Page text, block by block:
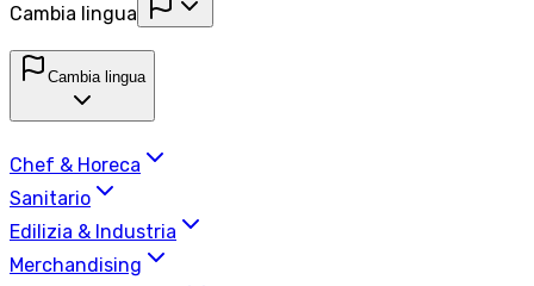
Cambia lingua
Cambia lingua
Chef & Horeca
Sanitario
Edilizia & Industria
Merchandising